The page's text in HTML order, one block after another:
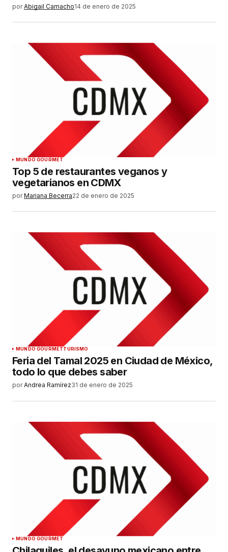
por Abigail Camacho14 de enero de 2025
MUNDO GOURMET
Top 5 de restaurantes veganos y
vegetarianos en CDMX
por Mariana Becerra22 de enero de 2025
MUNDO GOURMETTURISMO
Feria del Tamal 2025 en Ciudad de México,
todo lo que debes saber
por Andrea Ramírez31 de enero de 2025
MUNDO GOURMET